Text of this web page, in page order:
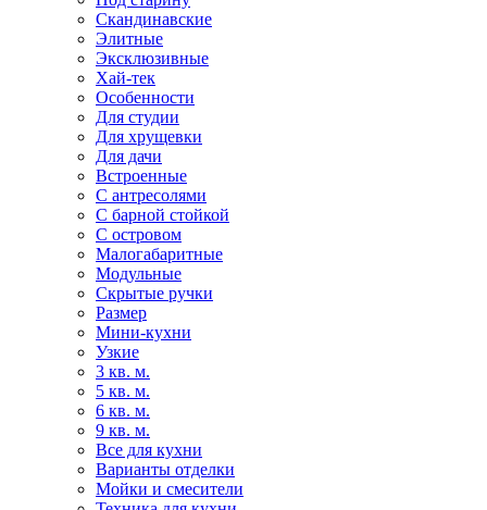
Скандинавские
Элитные
Эксклюзивные
Хай-тек
Особенности
Для студии
Для хрущевки
Для дачи
Встроенные
С антресолями
С барной стойкой
С островом
Малогабаритные
Модульные
Скрытые ручки
Размер
Мини-кухни
Узкие
3 кв. м.
5 кв. м.
6 кв. м.
9 кв. м.
Все для кухни
Варианты отделки
Мойки и смесители